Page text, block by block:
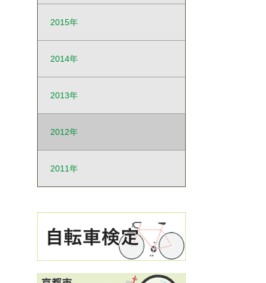
2015年
2014年
2013年
2012年
2011年